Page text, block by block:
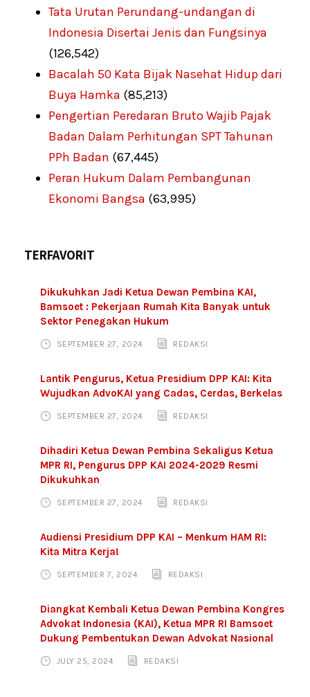
Tata Urutan Perundang-undangan di
Indonesia Disertai Jenis dan Fungsinya
(126,542)
Bacalah 50 Kata Bijak Nasehat Hidup dari
Buya Hamka (85,213)
Pengertian Peredaran Bruto Wajib Pajak
Badan Dalam Perhitungan SPT Tahunan
PPh Badan (67,445)
Peran Hukum Dalam Pembangunan
Ekonomi Bangsa (63,995)
TERFAVORIT
Dikukuhkan Jadi Ketua Dewan Pembina KAI,
Bamsoet : Pekerjaan Rumah Kita Banyak untuk
Sektor Penegakan Hukum
SEPTEMBER 27, 2024 REDAKSI
Lantik Pengurus, Ketua Presidium DPP KAI: Kita
Wujudkan AdvoKAI yang Cadas, Cerdas, Berkelas
SEPTEMBER 27, 2024 REDAKSI
Dihadiri Ketua Dewan Pembina Sekaligus Ketua
MPR RI, Pengurus DPP KAI 2024-2029 Resmi
Dikukuhkan
SEPTEMBER 27, 2024 REDAKSI
Audiensi Presidium DPP KAI – Menkum HAM RI:
Kita Mitra Kerja!
SEPTEMBER 7, 2024 REDAKSI
Diangkat Kembali Ketua Dewan Pembina Kongres
Advokat Indonesia (KAI), Ketua MPR RI Bamsoet
Dukung Pembentukan Dewan Advokat Nasional
JULY 25, 2024 REDAKSI